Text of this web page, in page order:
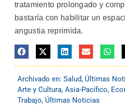
tratamiento prolongado y
bastaría con habilitar un
angustia reprimida.
Archivado en: Salud, Últimas
Arte y Cultura, Asia-Pacífico,
Trabajo, Últimas Noticias